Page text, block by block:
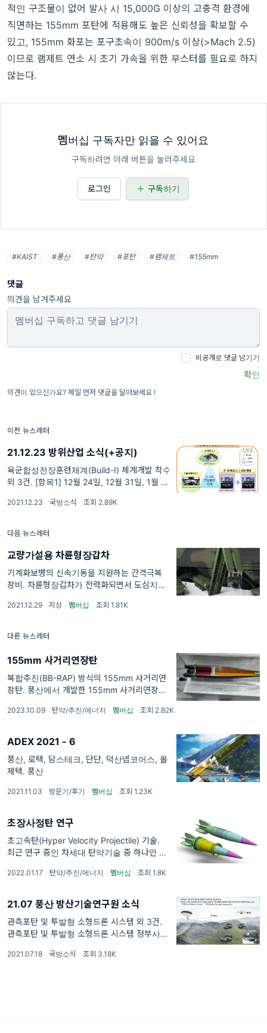
적인 구조물이 없어 발사 시 15,000G 이상의 고충격 환경에
직면하는 155mm 포탄에 적용해도 높은 신뢰성을 확보할 수
있고, 155mm 화포는 포구초속이 900m/s 이상(>Mach 2.5)
이므로 램제트 연소 시 초기 가속을 위한 부스터를 필요로 하지
않는다.
멤버십 구독자만 읽을 수 있어요
구독하려면 아래 버튼을 눌러주세요
로그인 구독하기
#KAIST #풍산 #탄약 #포탄 #램제트 #155mm
댓글
의견을 남겨주세요
비공개로 댓글 남기기
확인
의견이 있으신가요? 제일 먼저 댓글을 달아보세요 !
이전 뉴스레터
21.12.23 방위산업 소식(+공지)
육군합성전장훈련체계(Build-I) 체계개발 착수
외 3건. [항목1] 12월 24일, 12월 31일, 1월 3
다. 육군합성전장훈련체계(Build-I) 체계개발
2021.12.23 · 국방소식 · 조회 2.89K
다음 뉴스레터
교량가설용 차륜형장갑차
기계화보병의 신속기동을 지원하는 간격극복
장비. 차륜형장갑차가 전력화되면서 도심지역
향상되었으나, 계곡 등의 협곡 장애물이 나타나
이 과정
2021.12.29 · 지상 · 멤버십 · 조회 1.81K
다른 뉴스레터
155mm 사거리연장탄
복합추진(BB-RAP) 방식의 155mm 사거리연
장탄. 풍산에서 개발한 155mm 사거리연장탄
K307 항력감소고폭탄 대비 사거리를 35% 이
('
2023.10.09 · 탄약/추진/에너지 · 멤버십 · 조회 2.82K
ADEX 2021 - 6
풍산, 로텍, 담스테크, 단단, 덕산넵코어스, 올
제텍. 풍산
2021.11.03 · 방문기/후기 · 멤버십 · 조회 1.23K
초장사정탄 연구
초고속탄(Hyper Velocity Projectile) 기술.
최근 연구 중인 차세대 탄약기술 중 하나인 초
항을 줄일 수 있는 유체역학적 형상의 고세장비
2022.01.17 · 탄약/추진/에너지 · 멤버십 · 조회 1.8K
21.07 풍산 방산기술연구원 소식
관측포탄 및 투발형 소형드론 시스템 외 3건.
관측포탄 및 투발형 소형드론 시스템 정부사업
발형 소형드론 시스템 사업화를 위한 정부주도
2021.07.18 · 국방소식 · 조회 3.18K